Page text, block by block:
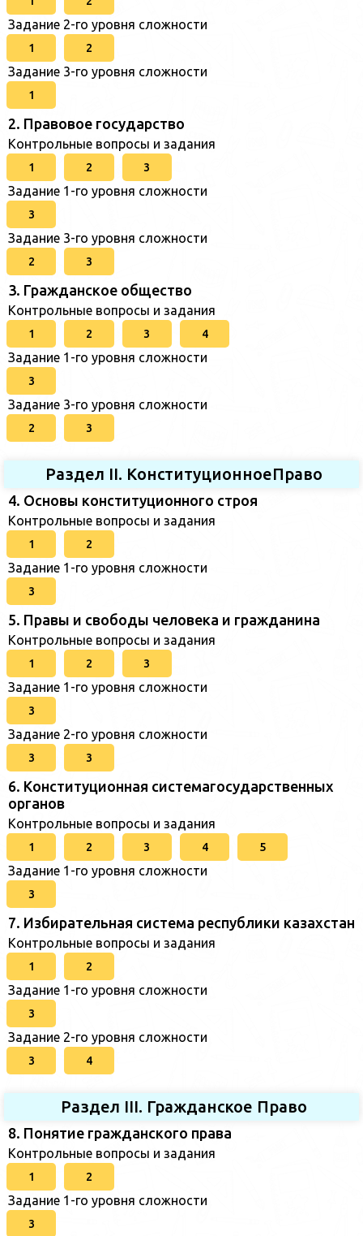
Задание 2-го уровня сложности
1 2
Задание 3-го уровня сложности
1
2. Правовое государство
Контрольные вопросы и задания
1 2 3
Задание 1-го уровня сложности
3
Задание 3-го уровня сложности
2 3
3. Гражданское общество
Контрольные вопросы и задания
1 2 3 4
Задание 1-го уровня сложности
3
Задание 3-го уровня сложности
2 3
Раздел II. КонституционноеПраво
4. Основы конституционного строя
Контрольные вопросы и задания
1 2
Задание 1-го уровня сложности
3
5. Правы и свободы человека и гражданина
Контрольные вопросы и задания
1 2 3
Задание 1-го уровня сложности
3
Задание 2-го уровня сложности
3 3
6. Конституционная системагосударственных
органов
Контрольные вопросы и задания
1 2 3 4 5
Задание 1-го уровня сложности
3
7. Избирательная система республики казахстан
Контрольные вопросы и задания
1 2
Задание 1-го уровня сложности
3
Задание 2-го уровня сложности
3 4
Раздел III. Гражданское Право
8. Понятие гражданского права
Контрольные вопросы и задания
1 2
Задание 1-го уровня сложности
3